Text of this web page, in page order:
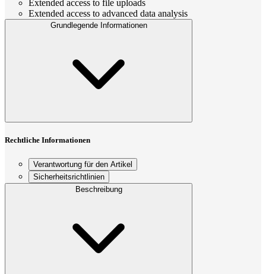
Extended access to file uploads
Extended access to advanced data analysis
Grundlegende Informationen
Rechtliche Informationen
Verantwortung für den Artikel
Sicherheitsrichtlinien
Beschreibung